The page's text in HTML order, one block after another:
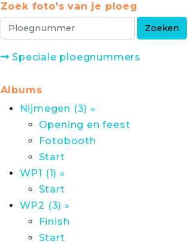
Zoek foto's van je ploeg
Speciale ploegnummers
Albums
Nijmegen (3) »
Opening en feest
Fotobooth
Start
WP1 (1) »
Start
WP2 (3) »
Finish
Start